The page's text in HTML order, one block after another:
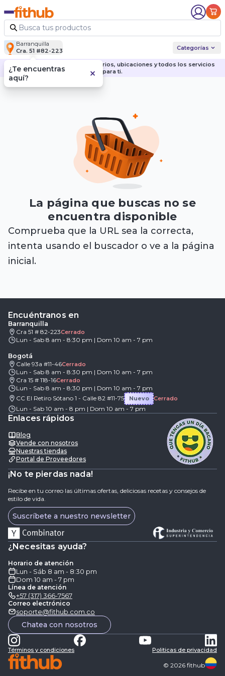
Barranquilla
Cra. 51 #82-223
Categorías
Descubre nuestras sedes, horarios, ubicaciones y todos los servicios
para ti.
La página que buscas no se
encuentra disponible
Comprueba que la URL sea la correcta,
intenta usando el buscador o ve a la página
inicial.
Encuéntranos en
Barranquilla
Cra 51 # 82-223Cerrado
Lun - Sab 8 am - 8:30 pm | Dom 10 am - 7 pm
Bogotá
Calle 93a #11-46Cerrado
Lun - Sab 8 am - 8:30 pm | Dom 10 am - 7 pm
Cra 15 # 118-16Cerrado
Lun - Sab 8 am - 8:30 pm | Dom 10 am - 7 pm
CC El Retiro Sótano 1 - Calle 82 #11-75
Nuevo Cerrado
Lun - Sab 10 am - 8 pm | Dom 10 am - 7 pm
Enlaces rápidos
Blog
Vende con nosotros
Nuestras tiendas
Portal de Proveedores
¡No te pierdas nada!
Recibe en tu correo las últimas ofertas, deliciosas recetas y consejos de
estilo de vida.
Suscríbete a nuestro newsletter
¿Necesitas ayuda?
Horario de atención
Lun - Sáb 8 am - 8:30 pm
Dom 10 am - 7 pm
Línea de atención
+57 (317) 366-7567
Correo electrónico
soporte@fithub.com.co
Chatea con nosotros
Términos y condiciones Politicas de privacidad
© 2026 fithub
¿Te encuentras
aquí?